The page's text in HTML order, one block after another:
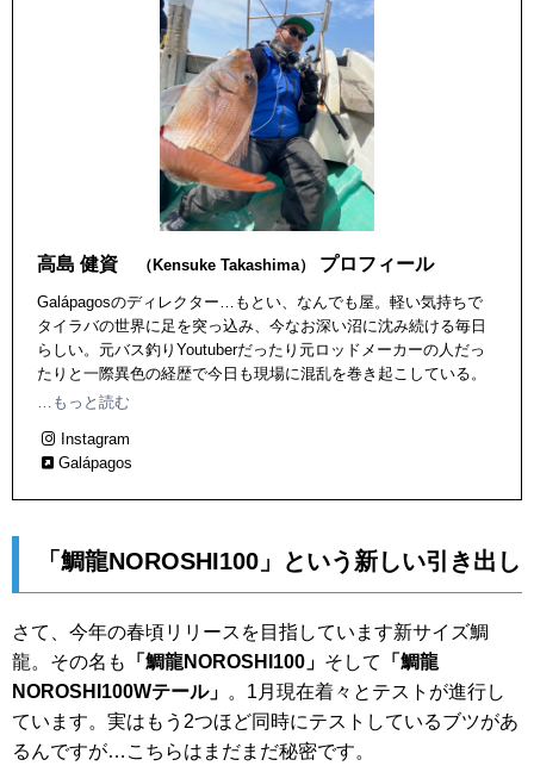
高島 健資 （Kensuke Takashima） プロフィール
Galápagosのディレクター…もとい、なんでも屋。軽い気持ちで
タイラバの世界に足を突っ込み、今なお深い沼に沈み続ける毎日
らしい。元バス釣りYoutuberだったり元ロッドメーカーの人だっ
たりと一際異色の経歴で今日も現場に混乱を巻き起こしている。
タカシマムザホルモンと名乗っているが、某ミクスチャー系バン
…もっと読む
Instagram
Galápagos
「鯛龍NOROSHI100」という新しい引き出し
さて、今年の春頃リリースを目指しています新サイズ鯛
龍。その名も
「鯛龍NOROSHI100」 そして
「鯛龍
NOROSHI100Wテール」 。1月現在着々とテストが進行し
ています。実はもう2つほど同時にテストしているブツがあ
るんですが…こちらはまだまだ秘密です。